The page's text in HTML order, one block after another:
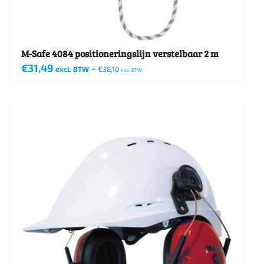
M-Safe 4084 positioneringslijn verstelbaar 2 m
€31,49 excl. BTW - €38,10 incl. BTW